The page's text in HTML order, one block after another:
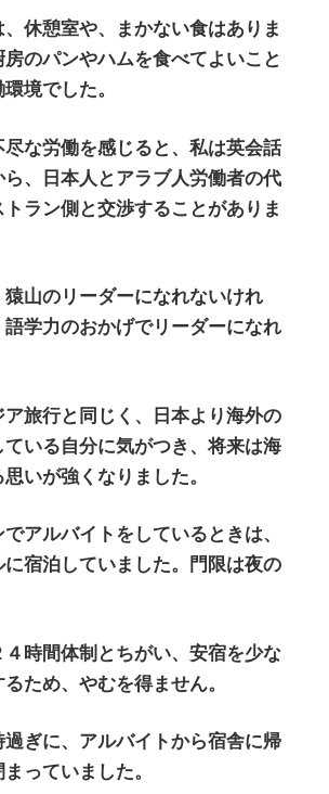
休憩室や、まかない食はありま
のパンやハムを食べてよいこと
境でした。
な労働を感じると、私は英会話
、日本人とアラブ人労働者の代
ラン側と交渉することがありま
山のリーダーになれないけれ
語学力のおかげでリーダーになれ
旅行と同じく、日本より海外の
いる自分に気がつき、将来は海
いが強くなりました。
アルバイトをしているときは、
宿泊していました。門限は夜の
時間体制とちがい、安宿を少な
ため、やむを得ません。
ぎに、アルバイトから宿舎に帰
っていました。